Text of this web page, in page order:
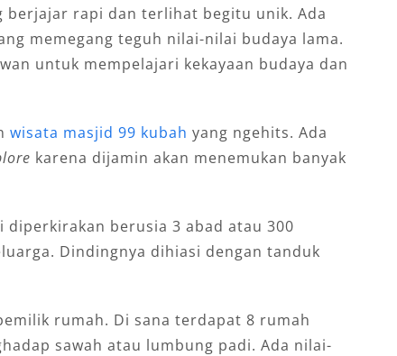
berjajar rapi dan terlihat begitu unik. Ada
memegang teguh nilai-nilai budaya lama.
untuk mempelajari kekayaan budaya dan
wisata masjid 99 kubah yang ngehits. Ada
karena dijamin akan menemukan banyak
berusia 3 abad atau 300
Dindingnya dihiasi dengan tanduk
rumah. Di sana terdapat 8 rumah
sawah atau lumbung padi. Ada nilai-